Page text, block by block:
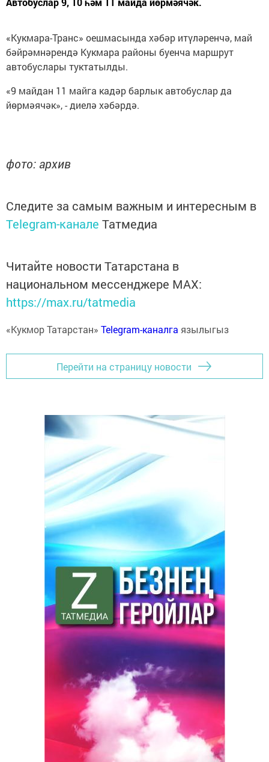
«Кукмара-Транс» оешмасында хәбәр итүләренчә, май
бәйрәмнәрендә Кукмара районы буенча маршрут
автобуслары туктатылды.
«9 майдан 11 майга кадәр барлык автобуслар да
йөрмәячәк», - диелә хәбәрдә.
фото: архив
Следите за самым важным и интересным в
Telegram-канале Татмедиа
Читайте новости Татарстана в
национальном мессенджере MАХ:
https://max.ru/tatmedia
«Кукмор Татарстан» Telegram-каналга язылыгыз
Перейти на страницу новости